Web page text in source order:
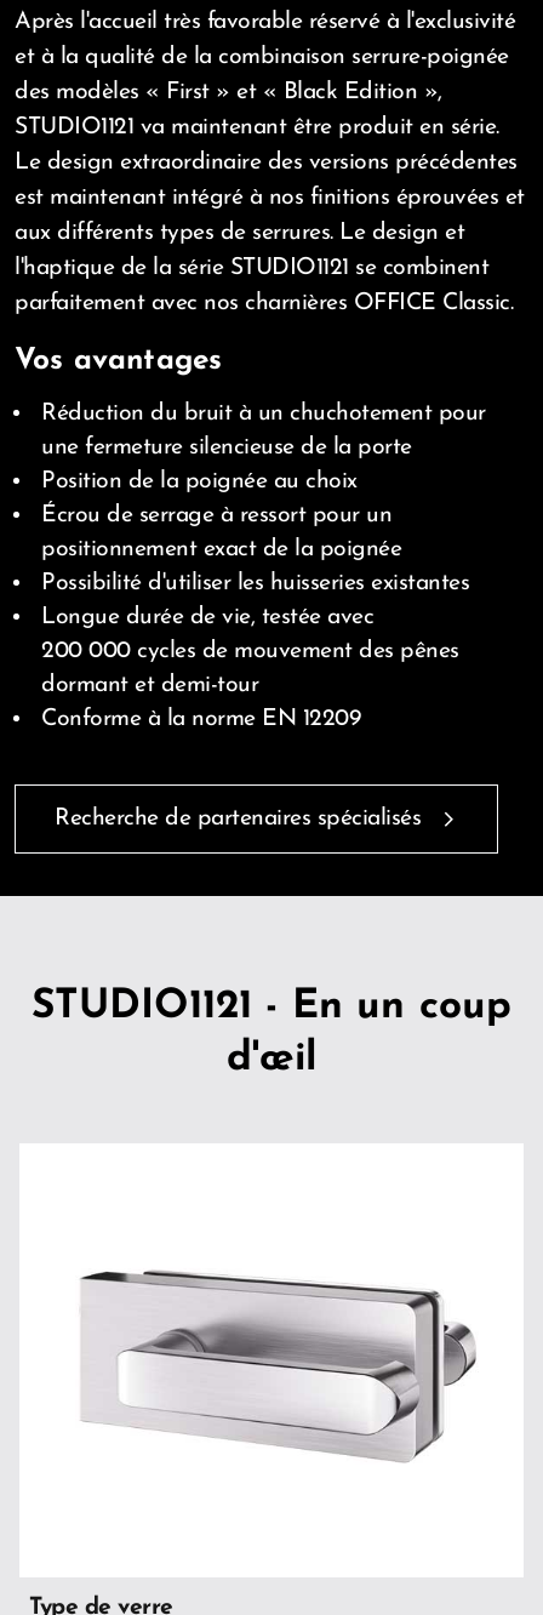
Après l'accueil très favorable réservé à l'exclusivité
et à la qualité de la combinaison serrure-poignée
des modèles « First » et « Black Edition »,
STUDIO1121 va maintenant être produit en série.
Le design extraordinaire des versions précédentes
est maintenant intégré à nos finitions éprouvées et
aux différents types de serrures. Le design et
l'haptique de la série STUDIO1121 se combinent
parfaitement avec nos charnières OFFICE Classic.
Vos avantages
Réduction du bruit à un chuchotement pour
une fermeture silencieuse de la porte
Position de la poignée au choix
Écrou de serrage à ressort pour un
positionnement exact de la poignée
Possibilité d'utiliser les huisseries existantes
Longue durée de vie, testée avec
200 000 cycles de mouvement des pênes
dormant et demi-tour
Conforme à la norme EN 12209
Recherche de partenaires spécialisés
STUDIO1121 - En un coup
d'œil
Type de verre